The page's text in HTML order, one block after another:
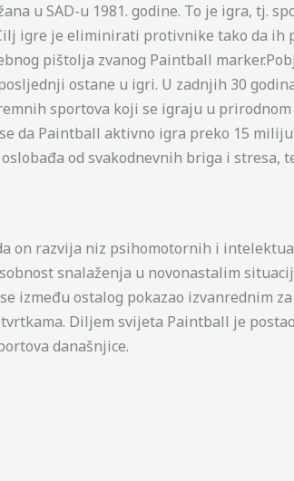
u SAD-u 1981. godine. To je igra, tj.
igre je eliminirati protivnike tako da ih
pištolja zvanog Paintball
ostane u igri. U zadnjih 30
sportova koji se igraju u
da Paintball aktivno igra preko 15
od svakodnevnih briga i stresa,
on razvija niz psihomotornih i
snalaženja u novonastalim
između ostalog pokazao izvanrednim
Diljem svijeta Paintball je
današnjice.